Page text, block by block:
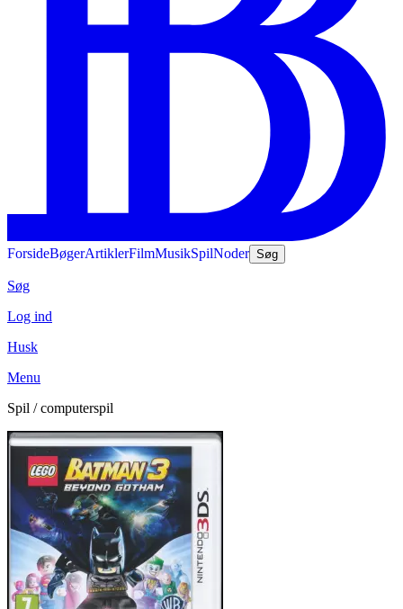
ForsideBøgerArtiklerFilmMusikSpilNoder Søg
Søg
Log ind
Husk
Menu
Spil / computerspil